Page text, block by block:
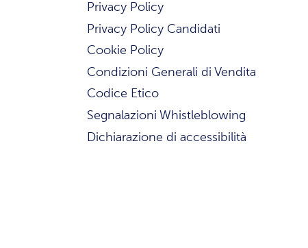
Privacy Policy
Privacy Policy Candidati
Cookie Policy
Condizioni Generali di Vendita
Codice Etico
Segnalazioni Whistleblowing
Dichiarazione di accessibilità